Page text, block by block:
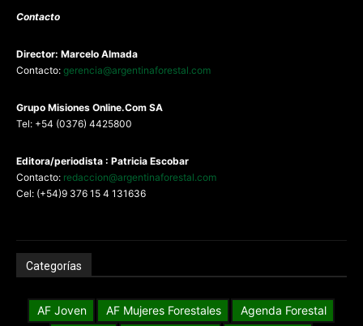
Contacto
Director: Marcelo Almada
Contacto: gerencia@argentinaforestal.com
Grupo Misiones Online.Com SA
Tel: +54 (0376) 4425800
Editora/periodista : Patricia Escobar
Contacto: redaccion@argentinaforestal.com
Cel: (+54)9 376 15 4 131636
Categorías
AF Joven AF Mujeres Forestales
Agenda Forestal